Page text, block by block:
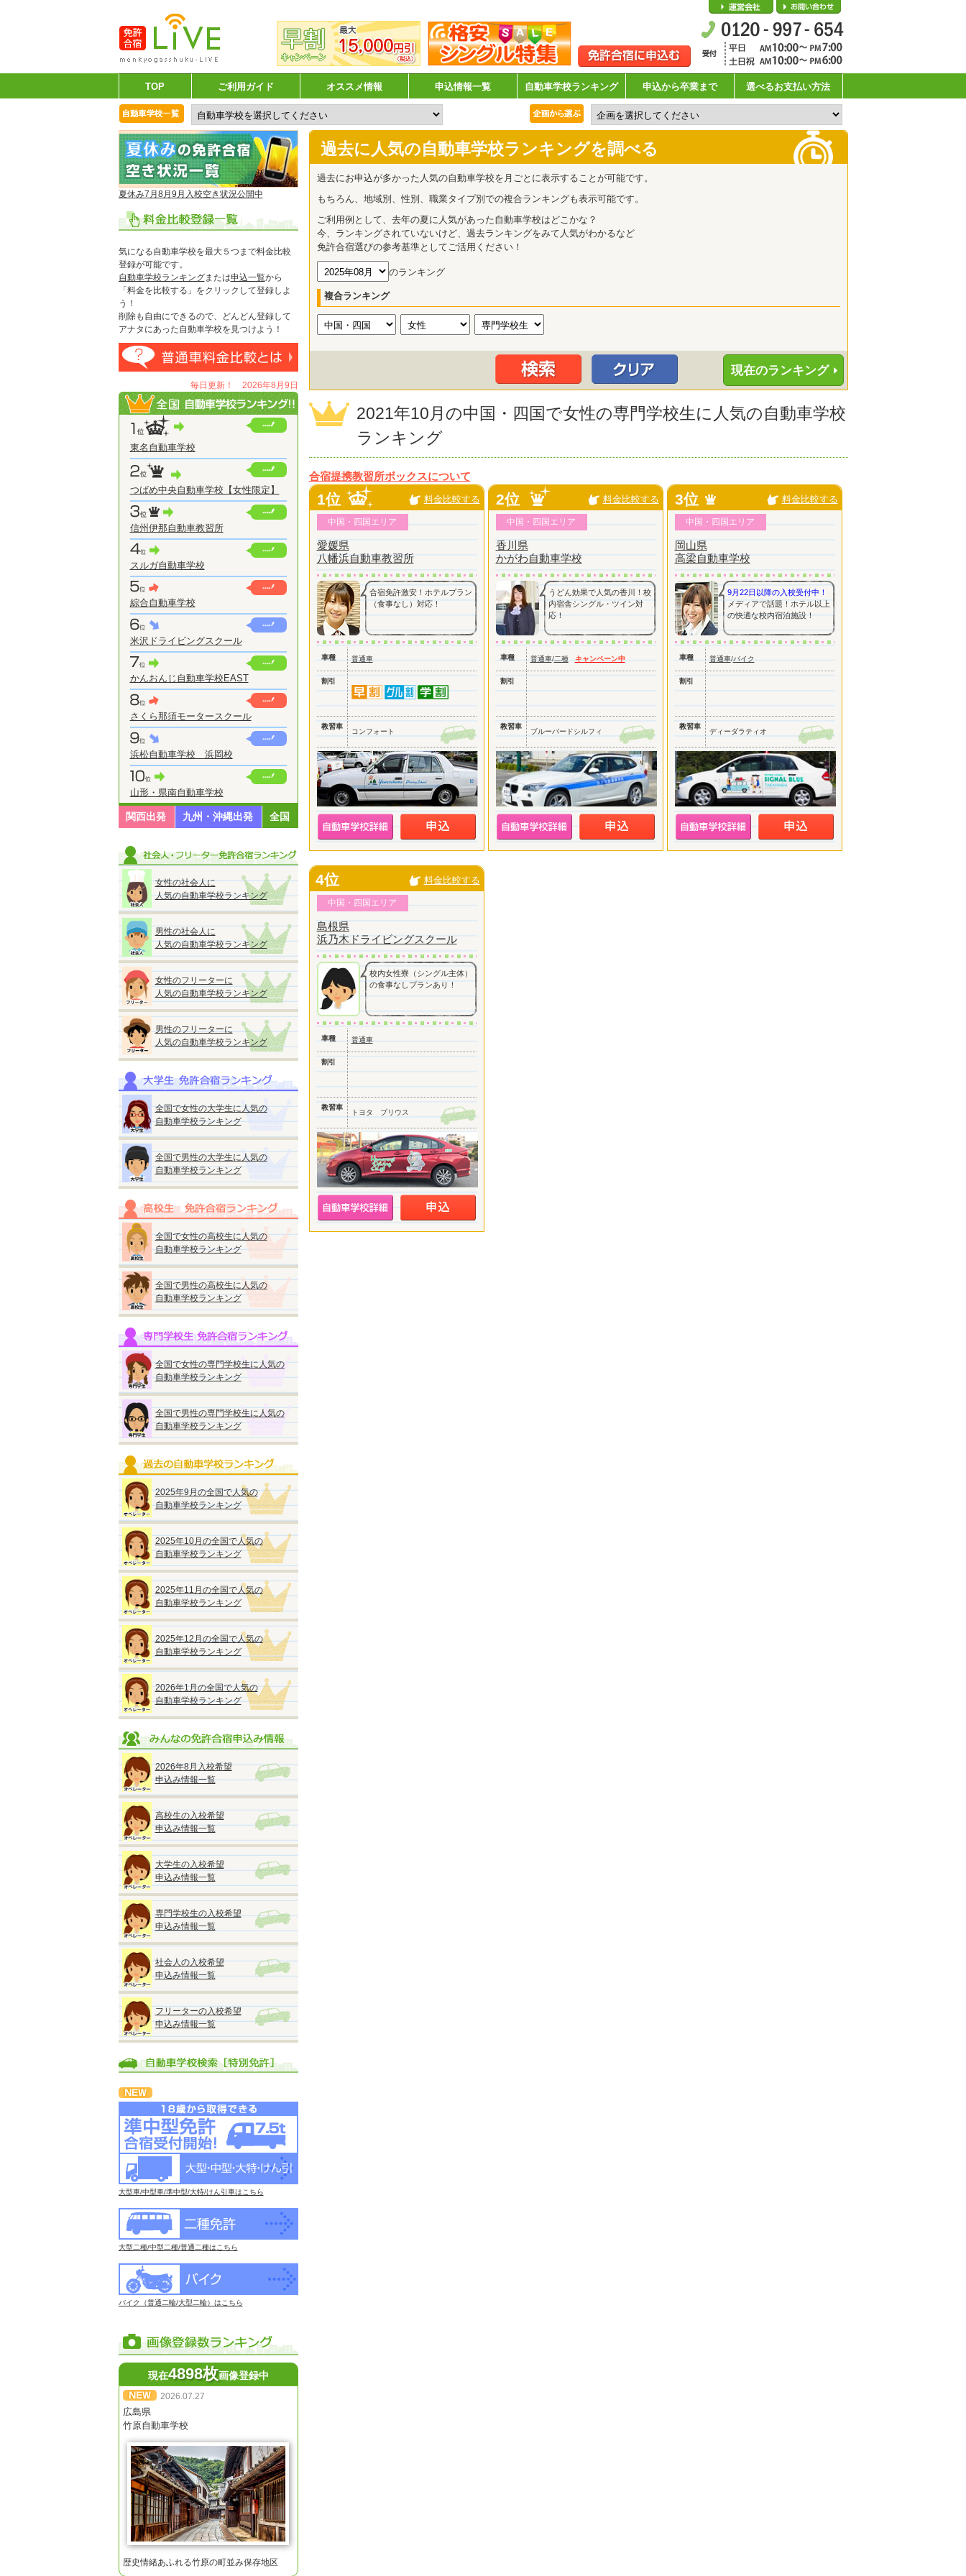
会社概要
TOP ご利用ガイド オススメ情報 申込情報一覧 自動車学校ランキング 申込から卒業まで 選べるお支払い方法
夏休み7月8月9月入校空き状況公開中
気になる自動車学校を最大５つまで料金比較
登録が可能です。
自動車学校ランキングまたは申込一覧から
「料金を比較する」をクリックして登録しよ
う！
削除も自由にできるので、どんどん登録して
アナタにあった自動車学校を見つけよう！
毎日更新！ 2026年8月9日
東名自動車学校
つばめ中央自動車学校【女性限定】
信州伊那自動車教習所
スルガ自動車学校
綜合自動車学校
米沢ドライビングスクール
かんおんじ自動車学校EAST
さくら那須モータースクール
浜松自動車学校 浜岡校
山形・県南自動車学校
関西出発 九州・沖縄出発 全国
女性の社会人に
人気の自動車学校ランキング
男性の社会人に
人気の自動車学校ランキング
女性のフリーターに
人気の自動車学校ランキング
男性のフリーターに
人気の自動車学校ランキング
全国で女性の大学生に人気の
自動車学校ランキング
全国で男性の大学生に人気の
自動車学校ランキング
全国で女性の高校生に人気の
自動車学校ランキング
全国で男性の高校生に人気の
自動車学校ランキング
全国で女性の専門学校生に人気の
自動車学校ランキング
全国で男性の専門学校生に人気の
自動車学校ランキング
2025年9月の全国で人気の
自動車学校ランキング
2025年10月の全国で人気の
自動車学校ランキング
2025年11月の全国で人気の
自動車学校ランキング
2025年12月の全国で人気の
自動車学校ランキング
2026年1月の全国で人気の
自動車学校ランキング
2026年8月入校希望
申込み情報一覧
高校生の入校希望
申込み情報一覧
大学生の入校希望
申込み情報一覧
専門学校生の入校希望
申込み情報一覧
社会人の入校希望
申込み情報一覧
フリーターの入校希望
申込み情報一覧
大型車/中型車/準中型/大特/けん引車はこちら
大型二種/中型二種/普通二種はこちら
バイク（普通二輪/大型二輪）はこちら
現在4898枚画像登録中
2026.07.27
広島県
竹原自動車学校
歴史情緒あふれる竹原の町並み保存地区
過去に人気の自動車学校ランキングを調べる
過去にお申込が多かった人気の自動車学校を月ごとに表示することが可能です。
もちろん、地域別、性別、職業タイプ別での複合ランキングも表示可能です。
ご利用例として、去年の夏に人気があった自動車学校はどこかな？
今、ランキングされていないけど、過去ランキングをみて人気がわかるなど
免許合宿選びの参考基準としてご活用ください！
のランキング
複合ランキング
現在のランキング
2021年10月の中国・四国で女性の専門学校生に人気の自動車学校
ランキング
合宿提携教習所ボックスについて
1位 料金比較する
中国・四国エリア
愛媛県
八幡浜自動車教習所
合宿免許激安！ホテルプラン
（食事なし）対応！
車種 普通車
割引
教習車
コンフォート
2位 料金比較する
中国・四国エリア
香川県
かがわ自動車学校
うどん効果で人気の香川！校
内宿舎シングル・ツイン対
応！
車種 普通車/二種 キャンペーン中
割引
教習車
ブルーバードシルフィ
3位 料金比較する
中国・四国エリア
岡山県
高梁自動車学校
9月22日以降の入校受付中！
メディアで話題！ホテル以上
の快適な校内宿泊施設！
車種 普通車/バイク
割引
教習車
ディーダラティオ
4位 料金比較する
中国・四国エリア
島根県
浜乃木ドライビングスクール
校内女性寮（シングル主体）
の食事なしプランあり！
車種 普通車
割引
教習車
トヨタ プリウス